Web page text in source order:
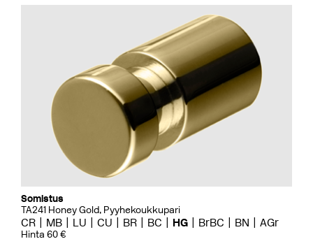
Somistus
TA241 Honey Gold, Pyyhekoukkupari
CR MB LU CU BR BC HG BrBC BN AGr
Hinta 60 €